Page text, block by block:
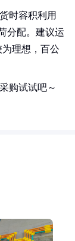
时容积利用
分配。建议运
为理想，百公
购试试吧～